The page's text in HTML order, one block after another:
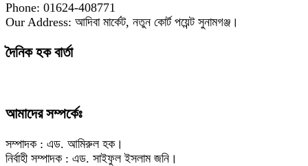
Phone: 01624-408771
Our Address: আদিবা মার্কেট, নতুন কোর্ট পয়েন্ট সুনামগঞ্জ।
দৈনিক হক বার্তা
আমাদের সম্পর্কেঃ
সম্পাদক : এড. আমিরুল হক।
নির্বাহী সম্পাদক : এড. সাইফুল ইসলাম জনি।